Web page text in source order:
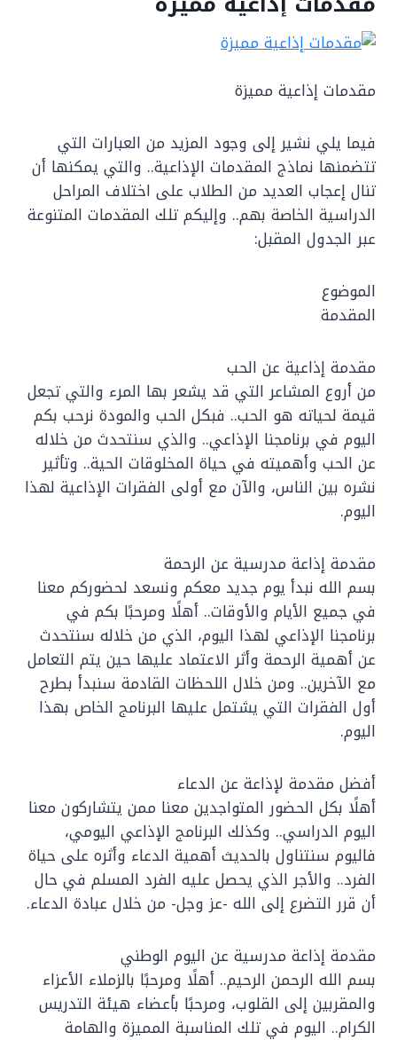
مقدمات إذاعية مميزة
فيما يلي نشير إلى وجود المزيد من العبارات التي
تتضمنها نماذج المقدمات الإذاعية.. والتي يمكنها أن
تنال إعجاب العديد من الطلاب على اختلاف المراحل
الدراسية الخاصة بهم.. وإليكم تلك المقدمات المتنوعة
عبر الجدول المقبل:
الموضوع
المقدمة
مقدمة إذاعية عن الحب
من أروع المشاعر التي قد يشعر بها المرء والتي تجعل
قيمة لحياته هو الحب.. فبكل الحب والمودة نرحب بكم
اليوم في برنامجنا الإذاعي.. والذي سنتحدث من خلاله
عن الحب وأهميته في حياة المخلوقات الحية.. وتأثير
نشره بين الناس، والآن مع أولى الفقرات الإذاعية لهذا
اليوم.
مقدمة إذاعة مدرسية عن الرحمة
بسم الله نبدأ يوم جديد معكم ونسعد لحضوركم معنا
في جميع الأيام والأوقات.. أهلًا ومرحبًا بكم في
برنامجنا الإذاعي لهذا اليوم، الذي من خلاله سنتحدث
عن أهمية الرحمة وأثر الاعتماد عليها حين يتم التعامل
مع الآخرين.. ومن خلال اللحظات القادمة سنبدأ بطرح
أول الفقرات التي يشتمل عليها البرنامج الخاص بهذا
اليوم.
أفضل مقدمة لإذاعة عن الدعاء
أهلًا بكل الحضور المتواجدين معنا ممن يتشاركون معنا
اليوم الدراسي.. وكذلك البرنامج الإذاعي اليومي،
فاليوم سنتناول بالحديث أهمية الدعاء وأثره على حياة
الفرد.. والأجر الذي يحصل عليه الفرد المسلم في حال
أن قرر التضرع إلى الله -عز وجل- من خلال عبادة الدعاء.
مقدمة إذاعة مدرسية عن اليوم الوطني
بسم الله الرحمن الرحيم.. أهلًا ومرحبًا بالزملاء الأعزاء
والمقربين إلى القلوب، ومرحبًا بأعضاء هيئة التدريس
الكرام.. اليوم في تلك المناسبة المميزة والهامة